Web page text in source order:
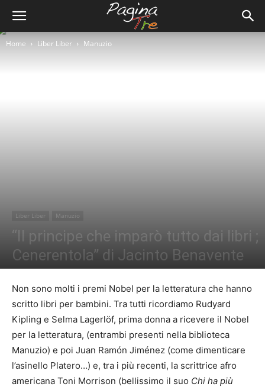
Home Liber Liber Manuzio
Liber Liber Manuzio
“Il principe che imparò tutto dai libri ;
Cenerentola” di Jacinto Benavente
Non sono molti i premi Nobel per la letteratura che hanno
scritto libri per bambini. Tra tutti ricordiamo Rudyard
Kipling e Selma Lagerlöf, prima donna a ricevere il Nobel
per la letteratura, (entrambi presenti nella biblioteca
Manuzio) e poi Juan Ramón Jiménez (come dimenticare
l’asinello Platero…) e, tra i più recenti, la scrittrice afro
americana Toni Morrison (bellissimo il suo Chi ha più